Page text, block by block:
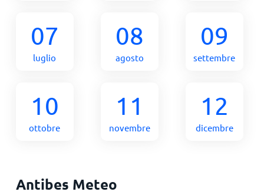
07
luglio
08
agosto
09
settembre
10
ottobre
11
novembre
12
dicembre
Antibes Meteo